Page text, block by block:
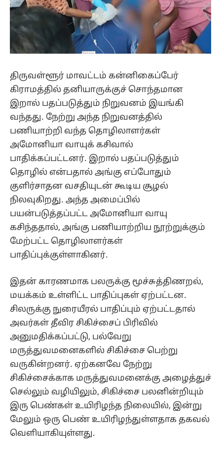
திருவள்ளூர் மாவட்டம் கன்னிகைப்பேர்
கிராமத்தில் தனியாருக்குச் சொந்தமான
இறால் பதப்படுத்தும் நிறுவனம் இயங்கி
வந்தது. நேற்று அந்த நிறுவனத்தில்
பணியாற்றி வந்த தொழிலாளர்கள்
அமோனியா வாயுக் கசிவால்
பாதிக்கப்பட்டனர். இறால் பதப்படுத்தும்
தொழில் என்பதால் அங்கு எப்போதும்
குளிர்சாதன வசதியுடன் கூடிய சூழல்
நிலவுகிறது. அந்த அமைப்பில்
பயன்படுத்தப்பட்ட அமோனியா வாயு
கசிந்ததால், அங்கு பணியாற்றிய நூற்றுக்கும்
மேற்பட்ட தொழிலாளர்கள்
பாதிப்புக்குள்ளாகினர்.
இதன் காரணமாக பலருக்கு மூச்சுத்திணறல்,
மயக்கம் உள்ளிட்ட பாதிப்புகள் ஏற்பட்டன.
சிலருக்கு நுரையீரல் பாதிப்பும் ஏற்பட்டதால்
அவர்கள் தீவிர சிகிச்சைப் பிரிவில்
அனுமதிக்கப்பட்டு, பல்வேறு
மருத்துவமனைகளில் சிகிச்சை பெற்று
வருகின்றனர். ஏற்கனவே நேற்று
சிகிச்சைக்காக மருத்துவமனைக்கு அழைத்துச்
செல்லும் வழியிலும், சிகிச்சை பலனின்றியும்
இரு பெண்கள் உயிரிழந்த நிலையில், இன்று
மேலும் ஒரு பெண் உயிரிழந்துள்ளதாக தகவல்
வெளியாகியுள்ளது.